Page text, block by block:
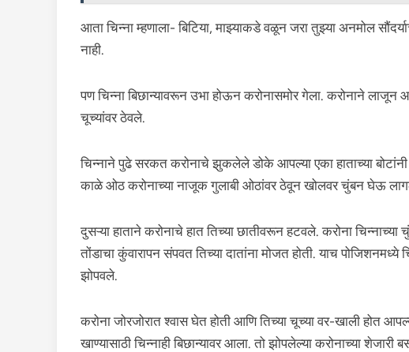
आता चिन्ना म्हणाला- बिटिया, माझ्याकडे वळून जरा तुझ्या अनमोल
नाही.
पण चिन्ना बिछान्यावरून उभा होऊन करोनासमोर गेला. करोनाने
चूच्यांवर ठेवले.
चिन्नाने पुढे सरकत करोनाचे झुकलेले डोके आपल्या एका हाताच्या
काळे ओठ करोनाच्या नाजूक गुलाबी ओठांवर ठेवून खोलवर चुंबन घेऊ
दुसऱ्या हाताने करोनाचे हात तिच्या छातीवरून हटवले. करोना चिन्नाच्या
तोंडाचा कुंवारापन संपवत तिच्या दातांना मोजत होती. याच पोजिशनमध्ये
झोपवले.
करोना जोरजोरात श्वास घेत होती आणि तिच्या चूच्या वर-खाली होत
खाण्यासाठी चिन्नाही बिछान्यावर आला. तो झोपलेल्या करोनाच्या